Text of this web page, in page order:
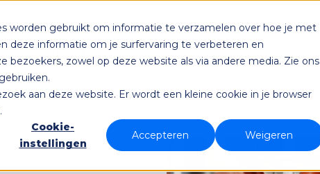
worden gebruikt om informatie te verzamelen over hoe je met
deze informatie om je surfervaring te verbeteren en
zowel op deze website als via andere media. Zie ons
aan deze website. Er wordt een kleine cookie in je browser
Cookie-
instellingen
Accepteren Weigeren
Contact